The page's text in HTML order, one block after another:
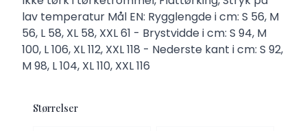
lav temperatur Mål EN: Rygglengde i cm: S 56, M
56, L 58, XL 58, XXL 61 - Brystvidde i cm: S 94, M
100, L 106, XL 112, XXL 118 - Nederste kant i cm: S 92,
M 98, L 104, XL 110, XXL 116
Størrelser